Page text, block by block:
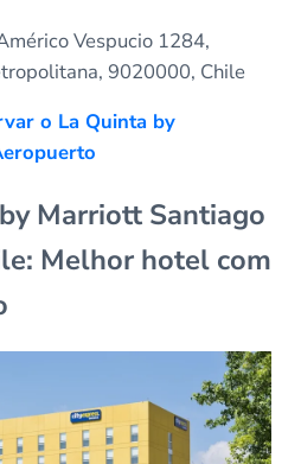
Vespucio 1284,
9020000, Chile
o La Quinta by
Marriott Santiago
Melhor hotel com